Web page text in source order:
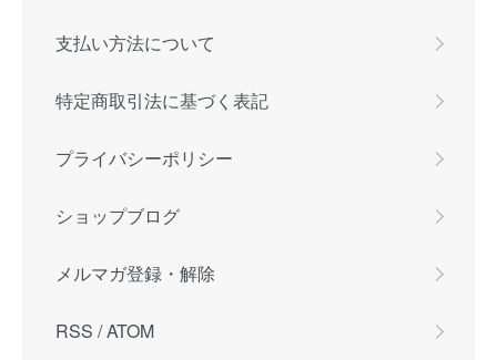
支払い方法について
特定商取引法に基づく表記
プライバシーポリシー
ショップブログ
メルマガ登録・解除
RSS /ATOM